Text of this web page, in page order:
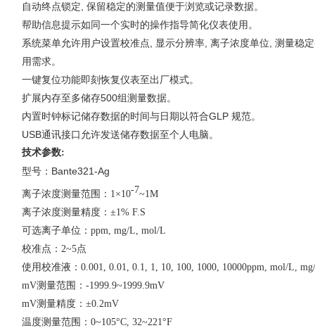
自动终点锁定 保留稳定的测量值便于浏览或记录数据。
帮助信息提示如同一个实时的操作指导简化仪表使用。
系统菜单允许用户设置校准点
显示分辨率 离子浓度单位 测量稳
用需求。
一键复位功能即刻恢复仪表至出厂模式。
扩展内存至多储存500组测量数据。
内置时钟标记储存数据的时间与日期以符合GLP 规范。
USB通讯接口允许发送储存数据至个人电脑。
技术参数:
型号： Bante321-Ag
离子浓度测量范围： 1×10-7~1M
离子浓度测量精度： ±1% F.S
可选离子单位： ppm, mg/L, mol/L
校准点： 2~5点
使用校准液： 0.001, 0.01, 0.1, 1, 10, 100, 1000, 10000ppm, mol/L,
mV测量范围： -1999.9~1999.9mV
mV测量精度： ±0.2mV
温度测量范围： 0~105°C, 32~221°F